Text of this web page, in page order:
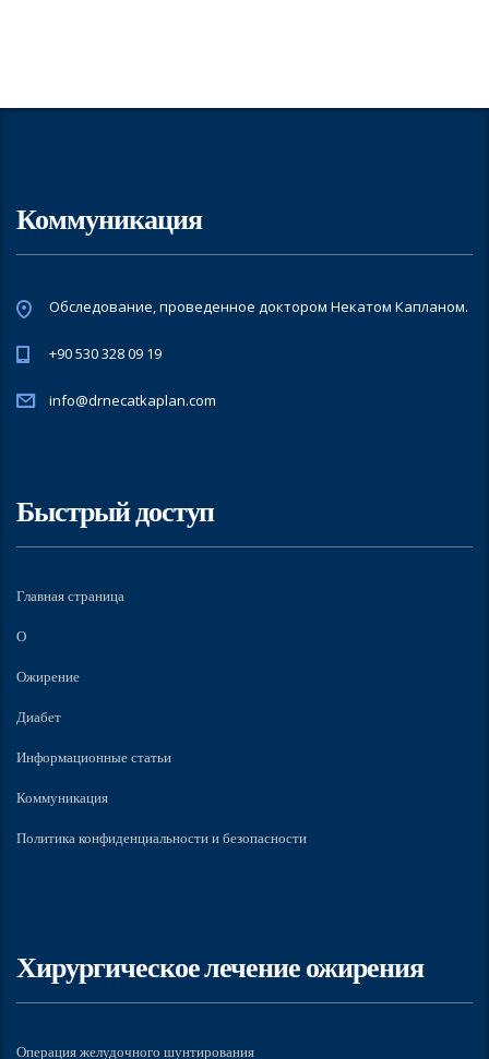
Коммуникация
Обследование, проведенное доктором Некатом Капланом.
+90 530 328 09 19
info@drnecatkaplan.com
Быстрый доступ
Главная страница
О
Ожирение
Диабет
Информационные статьи
Коммуникация
Политика конфиденциальности и безопасности
Хирургическое лечение ожирения
Операция желудочного шунтирования